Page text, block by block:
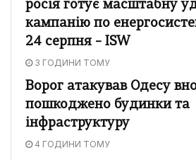
росія готує масштабну
кампанію по
24 серпня – ISW
3 ГОДИНИ ТОМУ
Ворог атакував Одесу
пошкоджено будинки та
інфраструктуру
4 ГОДИНИ ТОМУ